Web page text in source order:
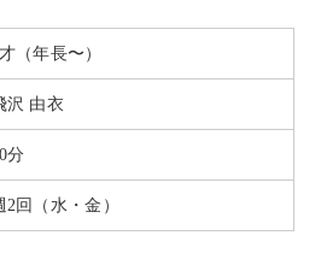
（年長〜）
沢 由衣
分
2回（水・金）